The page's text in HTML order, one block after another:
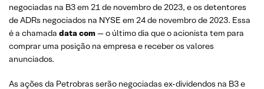
negociadas na B3 em 21 de novembro de 2023, e os detentores
de ADRs negociados na NYSE em 24 de novembro de 2023. Essa
é a chamada data com — o último dia que o acionista tem para
comprar uma posição na empresa e receber os valores
anunciados.
As ações da Petrobras serão negociadas ex-dividendos na B3 e